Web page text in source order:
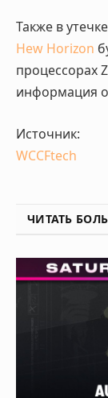
Также в
Hew Horizon
процессорах
информация
Источник:
WCCFtech
ЧИТАТЬ